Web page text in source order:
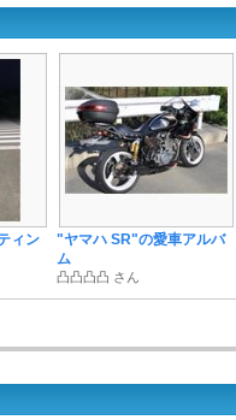
ィン
"ヤマハ SR"の愛車アルバ
ム
凸凸凸凸 さん